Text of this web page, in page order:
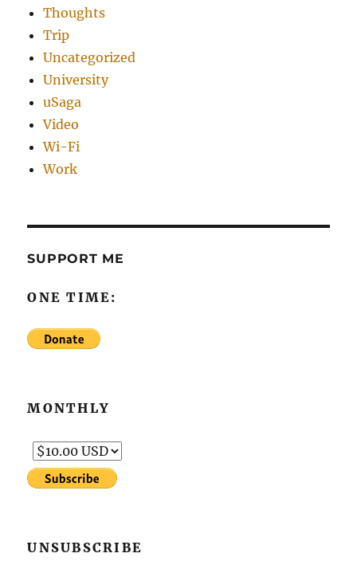
Thoughts
Trip
Uncategorized
University
uSaga
Video
Wi-Fi
Work
SUPPORT ME
ONE TIME:
MONTHLY
UNSUBSCRIBE